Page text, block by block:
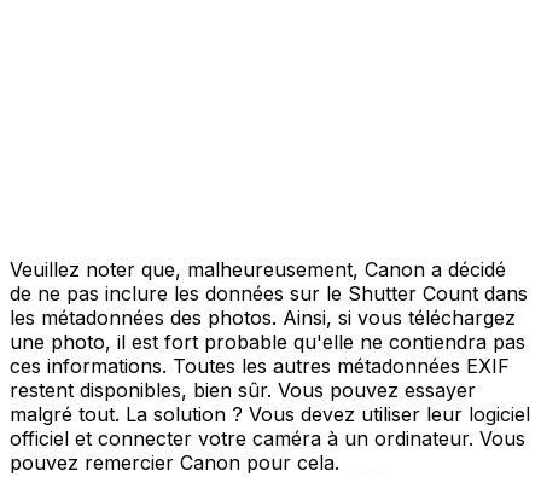
Veuillez noter que, malheureusement, Canon a décidé
de ne pas inclure les données sur le Shutter Count dans
les métadonnées des photos. Ainsi, si vous téléchargez
une photo, il est fort probable qu'elle ne contiendra pas
ces informations. Toutes les autres métadonnées EXIF
restent disponibles, bien sûr. Vous pouvez essayer
malgré tout. La solution ? Vous devez utiliser leur logiciel
officiel et connecter votre caméra à un ordinateur. Vous
pouvez remercier Canon pour cela.